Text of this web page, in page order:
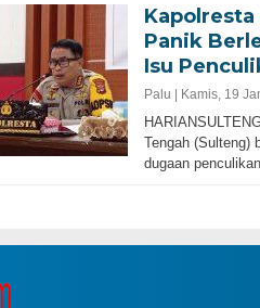
Kapolresta
Panik
Isu
Palu | Kamis, 19
Tengah (Sulteng)
dugaan